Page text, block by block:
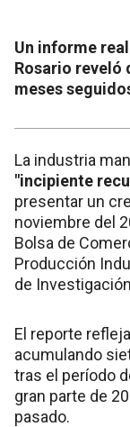
Un informe
Rosario reveló
meses
La industria
"incipiente
presentar un
noviembre del
Bolsa de
Producción
de
El reporte
acumulando
tras el período
gran parte de
pasado.